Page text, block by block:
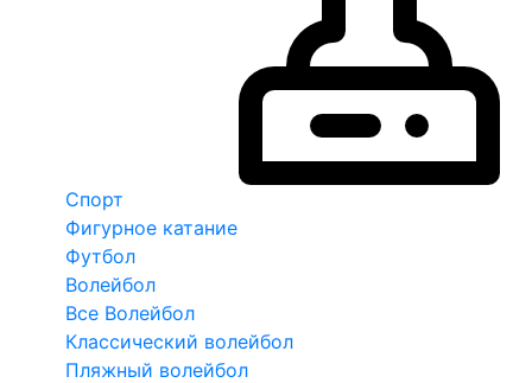
Спорт
Фигурное катание
Футбол
Волейбол
Все Волейбол
Классический волейбол
Пляжный волейбол